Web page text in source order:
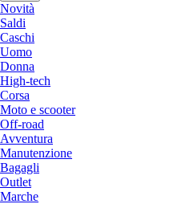
Novità
Saldi
Caschi
Uomo
Donna
High-tech
Corsa
Moto e scooter
Off-road
Avventura
Manutenzione
Bagagli
Outlet
Marche